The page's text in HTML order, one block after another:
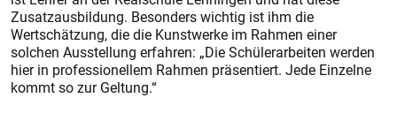
Zusatzausbildung. Besonders wichtig ist ihm die
Wertschätzung, die die Kunstwerke im Rahmen einer
solchen Ausstellung erfahren: „Die Schülerarbeiten werden
hier in professionellem Rahmen präsentiert. Jede Einzelne
kommt so zur Geltung.“